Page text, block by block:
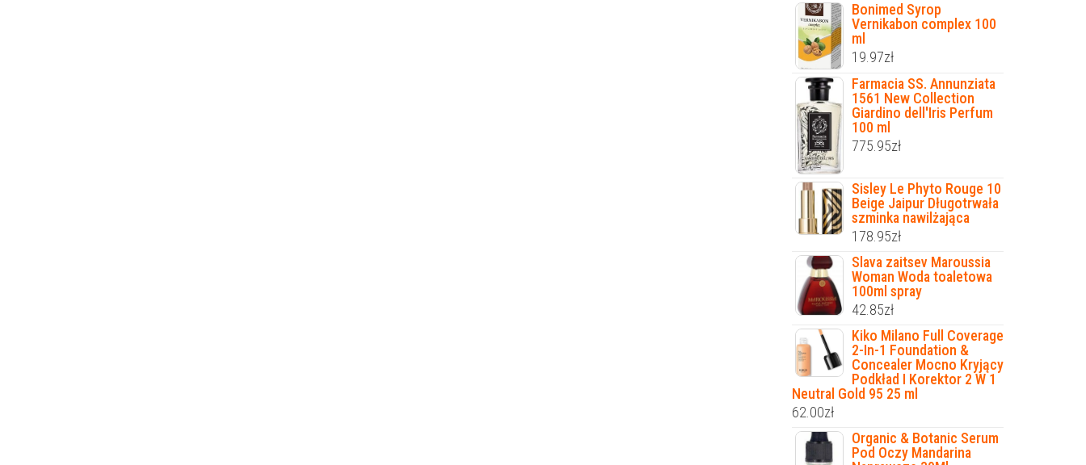
Bonimed Syrop
Vernikabon complex 100
ml
19.97zł
Farmacia SS. Annunziata
1561 New Collection
Giardino dell'Iris Perfum
100 ml
775.95zł
Sisley Le Phyto Rouge 10
Beige Jaipur Długotrwała
szminka nawilżająca
178.95zł
Slava zaitsev Maroussia
Woman Woda toaletowa
100ml spray
42.85zł
Kiko Milano Full Coverage
2-In-1 Foundation &
Concealer Mocno Kryjący
Podkład I Korektor 2 W 1
Neutral Gold 95 25 ml
62.00zł
Organic & Botanic Serum
Pod Oczy Mandarina